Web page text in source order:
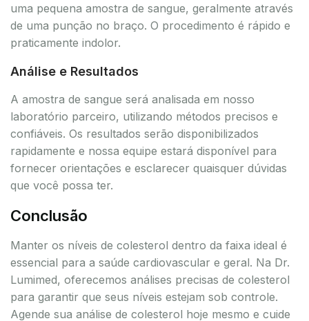
uma pequena amostra de sangue, geralmente através
de uma punção no braço. O procedimento é rápido e
praticamente indolor.
Análise e Resultados
A amostra de sangue será analisada em nosso
laboratório parceiro, utilizando métodos precisos e
confiáveis. Os resultados serão disponibilizados
rapidamente e nossa equipe estará disponível para
fornecer orientações e esclarecer quaisquer dúvidas
que você possa ter.
Conclusão
Manter os níveis de colesterol dentro da faixa ideal é
essencial para a saúde cardiovascular e geral. Na Dr.
Lumimed, oferecemos análises precisas de colesterol
para garantir que seus níveis estejam sob controle.
Agende sua análise de colesterol hoje mesmo e cuide